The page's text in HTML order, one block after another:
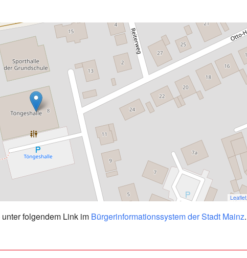
Leaflet
folgendem Link im Bürgerinformationssystem der Stadt Mainz.